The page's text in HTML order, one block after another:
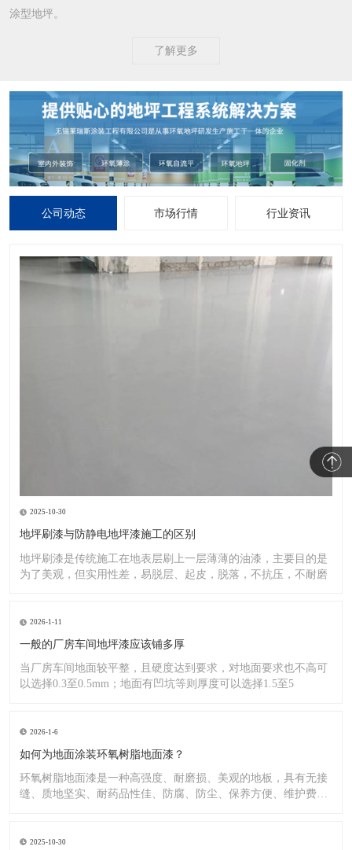
涂型地坪。
了解更多
公司动态 市场行情 行业资讯
2025-10-30
地坪刷漆与防静电地坪漆施工的区别
地坪刷漆是传统施工在地表层刷上一层薄薄的油漆，主要目的是
为了美观，但实用性差，易脱层、起皮，脱落，不抗压，不耐磨
2026-1-11
一般的厂房车间地坪漆应该铺多厚
当厂房车间地面较平整，且硬度达到要求，对地面要求也不高可
以选择0.3至0.5mm；地面有凹坑等则厚度可以选择1.5至5
2026-1-6
如何为地面涂装环氧树脂地面漆？
环氧树脂地面漆是一种高强度、耐磨损、美观的地板，具有无接
缝、质地坚实、耐药品性佳、防腐、防尘、保养方便、维护费用
2025-10-30